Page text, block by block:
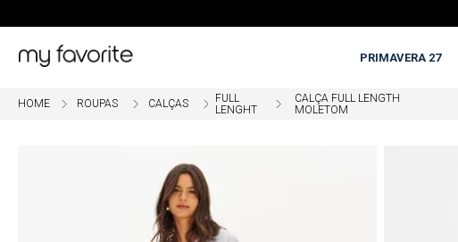
PRIMAVERA 27
ROUPAS CALÇAS
FULL
LENGHT
CALÇA FULL LENGTH
MOLETOM